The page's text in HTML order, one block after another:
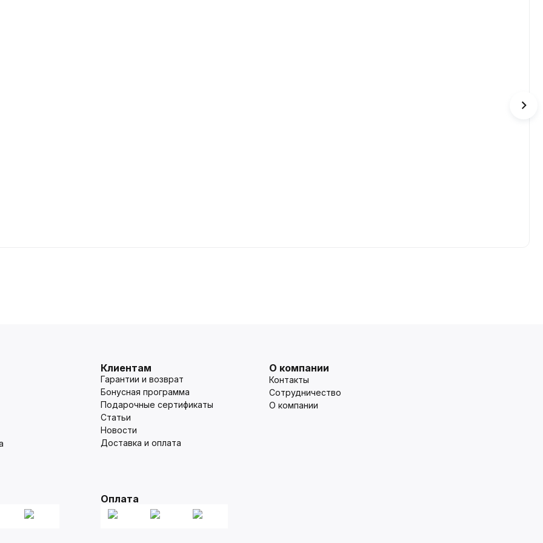
Клиентам
Гарантии и возврат
Бонусная программа
Подарочные сертификаты
Статьи
Новости
Доставка и оплата
О компании
Контакты
Сотрудничество
О компании
Оплата